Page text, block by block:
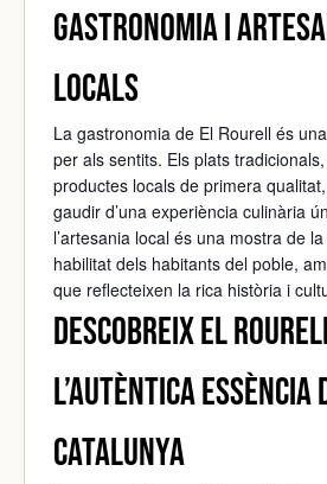
Gastronomia i
locals
La gastronomia de El Rourell és
per als sentits. Els plats
productes locals de primera
gaudir d’una experiència culinària
l’artesania local és una mostra de
habilitat dels habitants del poble,
que reflecteixen la rica història i
Descobreix El
l’autèntica essència
Catalunya